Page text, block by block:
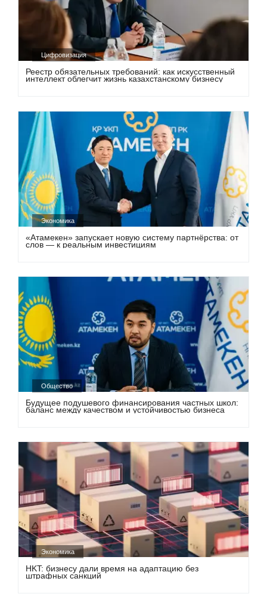
Цифровизация
Реестр обязательных требований: как искусственный
интеллект облегчит жизнь казахстанскому бизнесу
Экономика
«Атамекен» запускает новую систему партнёрства: от
слов — к реальным инвестициям
Общество
Будущее подушевого финансирования частных школ:
баланс между качеством и устойчивостью бизнеса
Экономика
НKT: бизнесу дали время на адаптацию без
штрафных санкций